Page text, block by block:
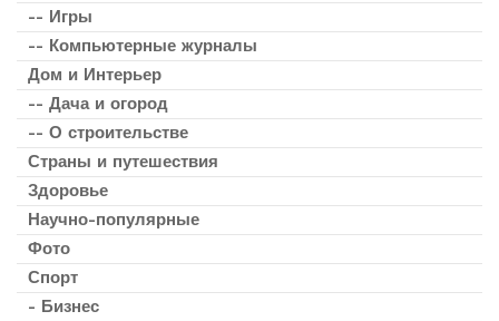
-- Игры
-- Компьютерные журналы
Дом и Интерьер
-- Дача и огород
-- О строительстве
Страны и путешествия
Здоровье
Научно-популярные
Фото
Спорт
- Бизнес